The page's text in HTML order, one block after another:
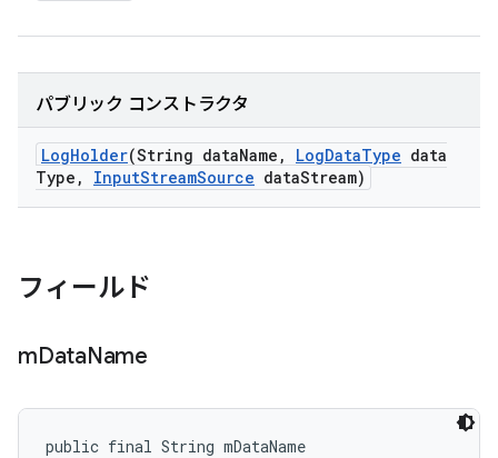
パブリック コンストラクタ
LogHolder(String dataName , LogDataType data
Type , InputStreamSource dataStream)
フィールド
mDataName
public final String mDataName